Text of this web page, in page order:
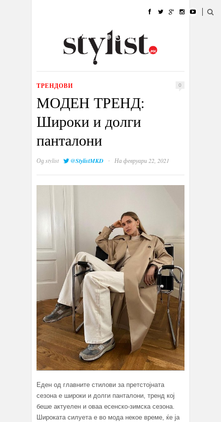
УБАВИНА
КУЛТУРА @РАБОТА
ИЗЛОГ
ТРЕНДОВИ 0
МОДЕН ТРЕНД:
Широки и долги
панталони
Одstylist @StylistMKD · На февруари 22, 2021
Еден од главните стилови за претстојната
сезона е широки и долги панталони, тренд кој
беше актуелен и оваа есенско-зимска сезона.
Широката силуета е во мода некое време, ќе ја